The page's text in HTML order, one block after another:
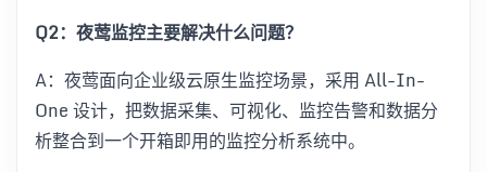
Q2：夜莺监控主要解决什么问题？
A：夜莺面向企业级云原生监控场景，采用 All-In-
One 设计，把数据采集、可视化、监控告警和数据分
析整合到一个开箱即用的监控分析系统中。